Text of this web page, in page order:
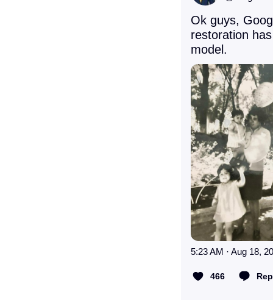
Ok guys,
restoration
model.
5:23 AM · Aug 18,
466